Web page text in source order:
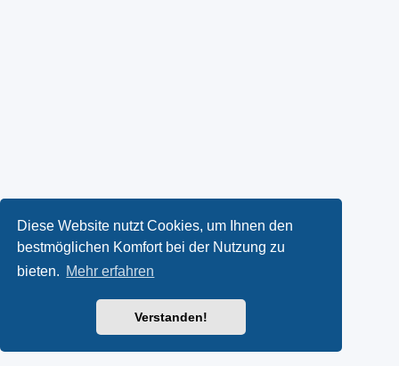
Diese Website nutzt Cookies, um Ihnen den
bestmöglichen Komfort bei der Nutzung zu
bieten. Mehr erfahren
Verstanden!